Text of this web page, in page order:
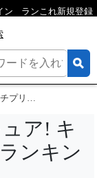
ン ランこれ新規登録
ター人気投票
ア! キ
ンキン